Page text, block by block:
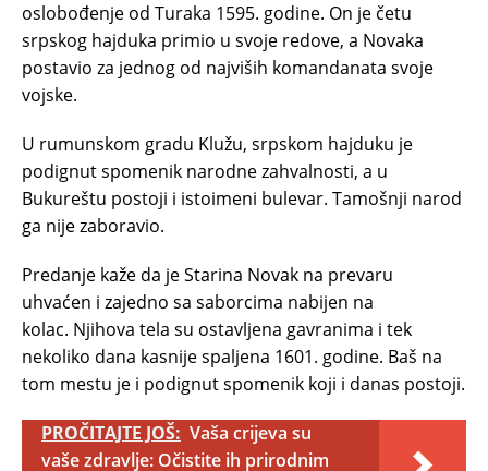
oslobođenje od Turaka 1595. godine. On je četu
srpskog hajduka primio u svoje redove, a Novaka
postavio za jednog od najviših komandanata svoje
vojske.
U rumunskom gradu Klužu, srpskom hajduku je
podignut spomenik narodne zahvalnosti, a u
Bukureštu postoji i istoimeni bulevar. Tamošnji narod
ga nije zaboravio.
Predanje kaže da je Starina Novak na prevaru
uhvaćen i zajedno sa saborcima nabijen na
kolac. Njihova tela su ostavljena gavranima i tek
nekoliko dana kasnije spaljena 1601. godine. Baš na
tom mestu je i podignut spomenik koji i danas postoji.
PROČITAJTE JOŠ: Vaša crijeva su
vaše zdravlje: Očistite ih prirodnim